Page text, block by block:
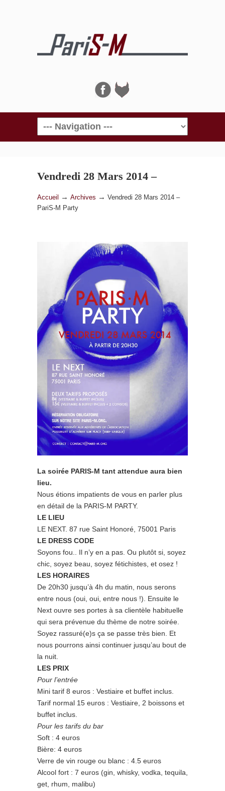
Navigation
Vendredi 28 Mars 2014 –
PariS-M Party
Accueil → Archives → Vendredi 28 Mars 2014 –
PariS-M Party
La soirée PARIS-M tant attendue aura bien
lieu.
Nous étions impatients de vous en parler plus
en détail de la PARIS-M PARTY.
LE LIEU
LE NEXT. 87 rue Saint Honoré, 75001 Paris
LE DRESS CODE
Soyons fou.. Il n’y en a pas. Ou plutôt si, soyez
chic, soyez beau, soyez fétichistes, et osez !
LES HORAIRES
De 20h30 jusqu’à 4h du matin, nous serons
entre nous (oui, oui, entre nous !). Ensuite le
Next ouvre ses portes à sa clientèle habituelle
qui sera prévenue du thème de notre soirée.
Soyez rassuré(e)s ça se passe très bien. Et
nous pourrons ainsi continuer jusqu’au bout de
la nuit.
LES PRIX
Pour l’entrée
Mini tarif 8 euros : Vestiaire et buffet inclus.
Tarif normal 15 euros : Vestiaire, 2 boissons et
buffet inclus.
Pour les tarifs du bar
Soft : 4 euros
Bière: 4 euros
Verre de vin rouge ou blanc : 4.5 euros
Alcool fort : 7 euros (gin, whisky, vodka, tequila,
get, rhum, malibu)